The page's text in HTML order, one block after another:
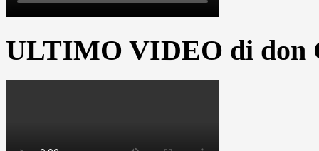
ULTIMO VIDEO di don